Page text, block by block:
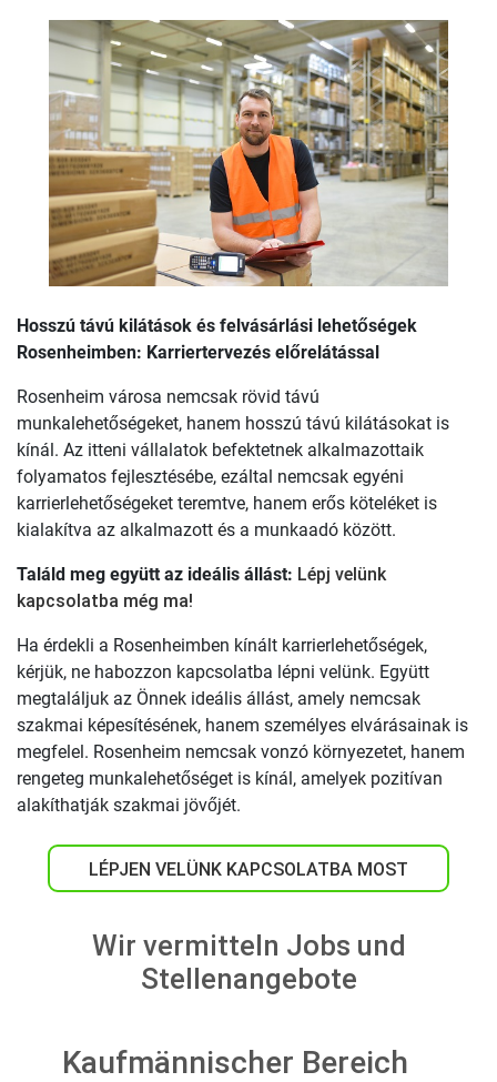
Hosszú távú kilátások és felvásárlási lehetőségek
Rosenheimben: Karriertervezés előrelátással
Rosenheim városa nemcsak rövid távú
munkalehetőségeket, hanem hosszú távú kilátásokat is
kínál. Az itteni vállalatok befektetnek alkalmazottaik
folyamatos fejlesztésébe, ezáltal nemcsak egyéni
karrierlehetőségeket teremtve, hanem erős köteléket is
kialakítva az alkalmazott és a munkaadó között.
Találd meg együtt az ideális állást: Lépj velünk
kapcsolatba még ma!
Ha érdekli a Rosenheimben kínált karrierlehetőségek,
kérjük, ne habozzon kapcsolatba lépni velünk. Együtt
megtaláljuk az Önnek ideális állást, amely nemcsak
szakmai képesítésének, hanem személyes elvárásainak is
megfelel. Rosenheim nemcsak vonzó környezetet, hanem
rengeteg munkalehetőséget is kínál, amelyek pozitívan
alakíthatják szakmai jövőjét.
LÉPJEN VELÜNK KAPCSOLATBA MOST
Wir vermitteln Jobs und
Stellenangebote
Kaufmännischer Bereich